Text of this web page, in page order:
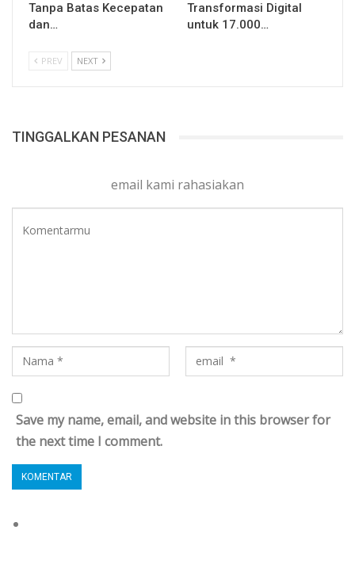
Tanpa Batas Kecepatan
dan…
Transformasi Digital
untuk 17.000…
PREV NEXT
TINGGALKAN PESANAN
email kami rahasiakan
Save my name, email, and website in this browser for
the next time I comment.